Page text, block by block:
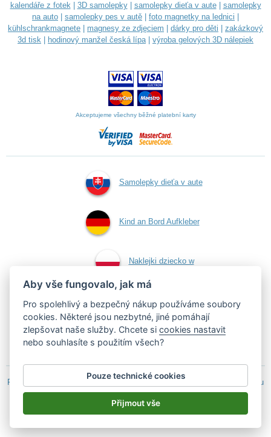
kalendáře z fotek| 3D samolepky| samolepky dieťa v aute| samolepky
na auto
samolepky pes v autě foto magnetky na lednici
kühlschrankmagnete
magnesy ze zdjęciem dárky pro děti
zakázkový
3d tisk
hodinový manžel česká lípa| výroba gelových 3D nálepiek
Akceptujeme všechny běžné platební karty
Samolepky dieťa v aute
Kind an Bord Aufkleber
Naklejki dziecko w
aucie
Samolepky dítě v autě
Podle zákona o evidenci tržeb je prodávající povinen vystavit kupujícímu
účtenku.
Zároveň je povinen zaevidovat přijatou tržbu u správce daně on-line; v
případě technického výpadku pak nejpozději do 48 hodin.
Aby vše fungovalo, jak má
Pro spolehlivý a bezpečný nákup používáme soubory
cookies. Některé jsou nezbytné, jiné pomáhají
zlepšovat naše služby. Chcete sicookies nastavit
nebo souhlasíte s použitím všech?
Pouze technické cookies
Přijmout vše